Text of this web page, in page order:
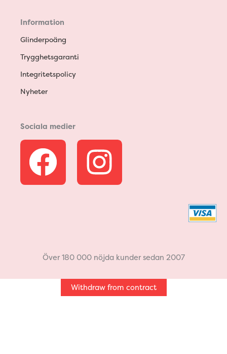
Information
Glinderpoäng
Trygghetsgaranti
Integritetspolicy
Nyheter
Sociala medier
F
a
b
o
I
n
a
g
Över 180 000 nöjda kunder sedan 2007
Withdraw from contract